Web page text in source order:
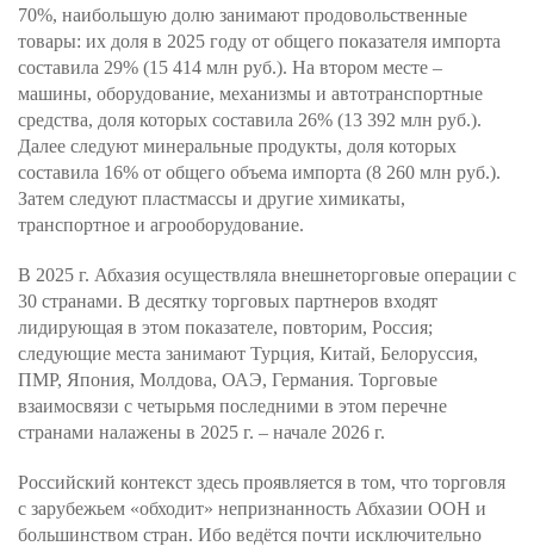
70%, наибольшую долю занимают продовольственные
товары: их доля в 2025 году от общего показателя импорта
составила 29% (15 414 млн руб.). На втором месте –
машины, оборудование, механизмы и автотранспортные
средства, доля которых составила 26% (13 392 млн руб.).
Далее следуют минеральные продукты, доля которых
составила 16% от общего объема импорта (8 260 млн руб.).
Затем следуют пластмассы и другие химикаты,
транспортное и агрооборудование.
В 2025 г. Абхазия осуществляла внешнеторговые операции с
30 странами. В десятку торговых партнеров входят
лидирующая в этом показателе, повторим, Россия;
следующие места занимают Турция, Китай, Белоруссия,
ПМР, Япония, Молдова, ОАЭ, Германия. Торговые
взаимосвязи с четырьмя последними в этом перечне
странами налажены в 2025 г. – начале 2026 г.
Российский контекст здесь проявляется в том, что торговля
с зарубежьем «обходит» непризнанность Абхазии ООН и
большинством стран. Ибо ведётся почти исключительно